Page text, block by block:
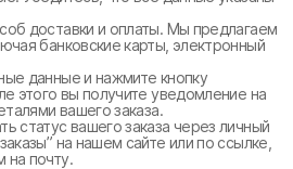
доставки и оплаты. Мы предлагаем
банковские карты, электронный
данные и нажмите кнопку
этого вы получите уведомление на
вашего заказа.
статус вашего заказа через личный
на нашем сайте или по ссылке,
на почту.